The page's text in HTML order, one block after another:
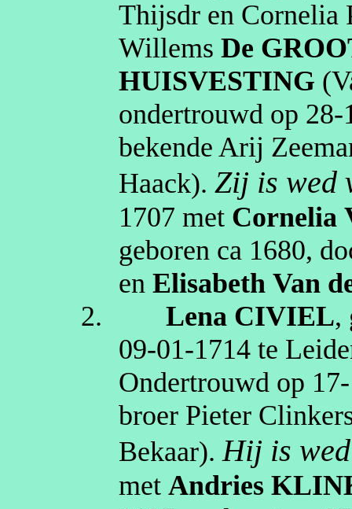
Thijsdr en Cornelia
Willems De
HUISVESTING
ondertrouwd op
bekende Arij
Haack).Zij is wed
1707 met Cornelia
geboren ca 1680,
enElisabeth Van
2.
Lena CIVIEL,
09‑01‑1714 te
Ondertrouwd op
broer Pieter
Bekaar).Hij is
metAndries